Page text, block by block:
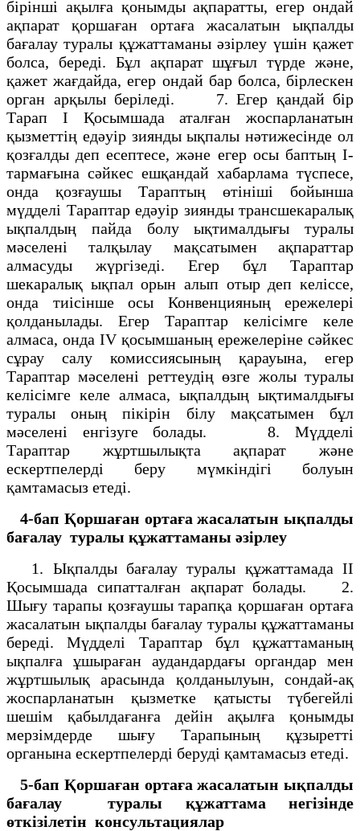
бiрiншi ақылға қонымды ақпаратты, егер ондай
ақпарат қоршаған ортаға жасалатын ықпалды
бағалау туралы құжаттаманы әзiрлеу үшiн қажет
болса, бередi. Бұл ақпарат шұғыл түрде және,
қажет жағдайда, егер ондай бар болса, бiрлескен
орган арқылы берiледi. 7. Егер қандай бiр
Тарап I Қосымшада аталған жоспарланатын
қызметтiң едәуiр зиянды ықпалы нәтижесiнде ол
қозғалды деп есептесе, және егер осы баптың I-
тармағына сәйкес ешқандай хабарлама түспесе,
онда қозғаушы Тараптың өтiнiшi бойынша
мүдделi Тараптар едәуiр зиянды трансшекаралық
ықпалдың пайда болу ықтималдығы туралы
мәселенi талқылау мақсатымен ақпараттар
алмасуды жүргiзедi. Егер бұл Тараптар
шекаралық ықпал орын алып отыр деп келiссе,
онда тиiсiнше осы Конвенцияның ережелерi
қолданылады. Егер Тараптар келiсiмге келе
алмаса, онда IV қосымшаның ережелерiне сәйкес
сұрау салу комиссиясының қарауына, егер
Тараптар мәселенi реттеудiң өзге жолы туралы
келiсiмге келе алмаса, ықпалдың ықтималдығы
туралы оның пiкiрiн бiлу мақсатымен бұл
мәселенi енгiзуге болады. 8. Мүдделі
Тараптар жұртшылықта ақпарат және
ескертпелердi беру мүмкiндiгi болуын
қамтамасыз етедi.
4-бап Қоршаған ортаға жасалатын ықпалды
бағалау туралы құжаттаманы әзірлеу
1. Ықпалды бағалау туралы құжаттамада ІІ
Қосымшада сипатталған ақпарат болады. 2.
Шығу тарапы қозғаушы тарапқа қоршаған ортаға
жасалатын ықпалды бағалау туралы құжаттаманы
бередi. Мүдделi Тараптар бұл құжаттаманың
ықпалға ұшыраған аудандардағы органдар мен
жұртшылық арасында қолданылуын, сондай-ақ
жоспарланатын қызметке қатысты түбегейлi
шешiм қабылдағанға дейiн ақылға қонымды
мерзiмдерде шығу Тарапының құзыреттi
органына ескертпелердi берудi қамтамасыз етедi.
5-бап Қоршаған ортаға жасалатын ықпалды
бағалау
туралы құжаттама негізінде
өткізілетін консультациялар